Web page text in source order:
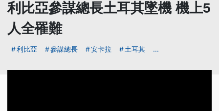
利比亞參謀總長土耳其墜機 機上5
人全罹難
利比亞 參謀總長 安卡拉 土耳其 ...